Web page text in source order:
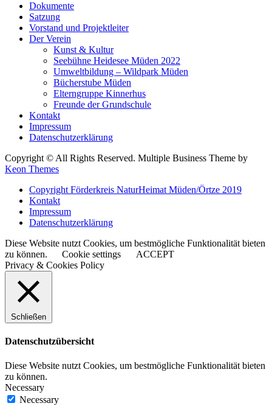
Dokumente
Satzung
Vorstand und Projektleiter
Der Verein
Kunst & Kultur
Seebühne Heidesee Müden 2022
Umweltbildung – Wildpark Müden
Bücherstube Müden
Elterngruppe Kinnerhus
Freunde der Grundschule
Kontakt
Impressum
Datenschutzerklärung
Copyright © All Rights Reserved. Multiple Business Theme by
Keon Themes
Copyright Förderkreis NaturHeimat Müden/Örtze 2019
Kontakt
Impressum
Datenschutzerklärung
Diese Website nutzt Cookies, um bestmögliche Funktionalität bieten
zu können.
Cookie settings
ACCEPT
Privacy & Cookies Policy
Schließen
Datenschutzübersicht
Diese Website nutzt Cookies, um bestmögliche Funktionalität bieten
zu können.
Necessary
Necessary